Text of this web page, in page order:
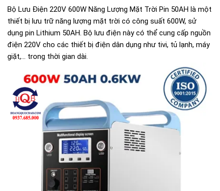
Bộ Lưu Điện 220V 600W Năng Lượng Mặt Trời Pin 50AH là một
thiết bị lưu trữ năng lượng mặt trời có công suất 600W, sử
dụng pin Lithium 50AH. Bộ lưu điện này có thể cung cấp nguồn
điện 220V cho các thiết bị điện dân dụng như tivi, tủ lạnh, máy
giặt,... trong thời gian dài.